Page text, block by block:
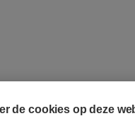
de cookies op deze